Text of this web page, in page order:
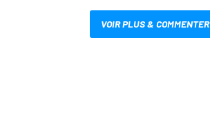
VOIR PLUS & COMMENTER